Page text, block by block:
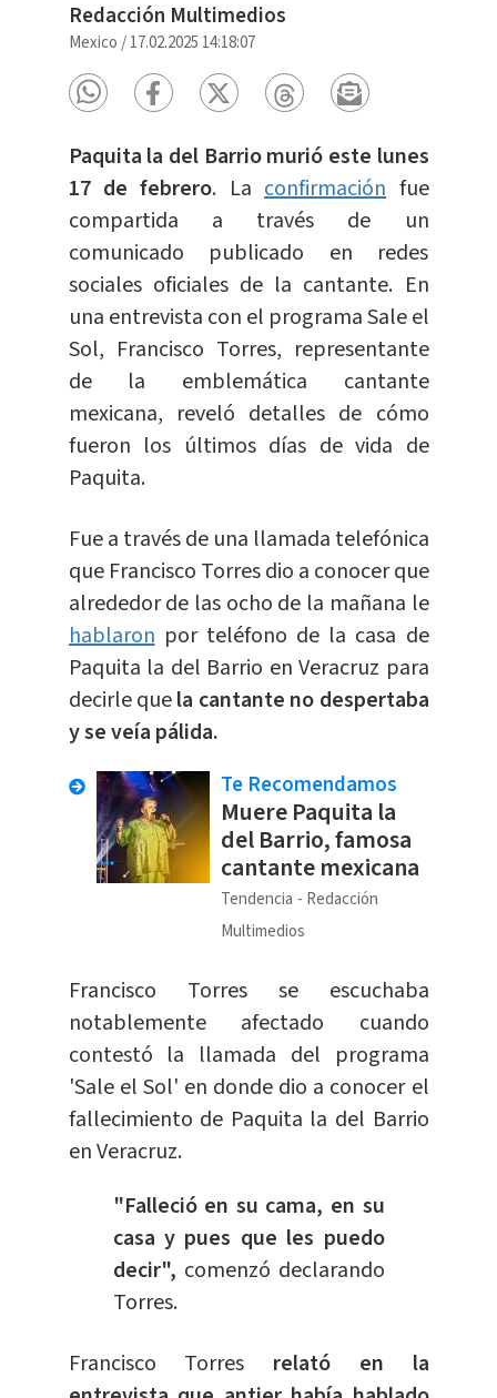
Redacción Multimedios
Mexico /17.02.2025 14:18:07
Paquita la del Barrio murió este lunes
17 de febrero. Laconfirmaciónfue
compartida a través de un
comunicado publicado en redes
sociales oficiales de la cantante. En
una entrevista con el programa Sale el
Sol, Francisco Torres, representante
de la emblemática cantante
mexicana, reveló detalles de cómo
fueron los últimos días de vida de
Paquita.
Fue a través de una llamada telefónica
que Francisco Torres dio a conocer que
alrededor de las ocho de la mañana le
hablaronpor teléfono de la casa de
Paquita la del Barrio en Veracruz para
decirle quela cantante no despertaba
y se veía pálida.
Te Recomendamos
Muere Paquita la
del Barrio, famosa
cantante mexicana
Tendencia
Redacción
Multimedios
Francisco Torres se escuchaba
notablemente afectado cuando
contestó la llamada del programa
'Sale el Sol' en donde dio a conocer el
fallecimiento de Paquita la del Barrio
en Veracruz.
"Falleció en su cama, en su
casa y pues que les puedo
decir", comenzó declarando
Torres.
Francisco Torres relató en la